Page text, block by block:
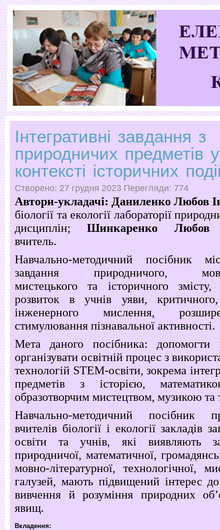
Інтегративні завдання з
природничих предметів у
контексті історичних
Створено: 27 грудня 2023 Перегляди: 774
Автори-укладачі: Даниленко Любов
біології та екології лабораторії
дисциплін;Шинкаренко Любов
вчитель.
Навчально-методичний посібник
завдання природничого, мовно-
мистецького та історичного
розвиток в учнів уяви,
інженерного мислення,
стимулювання пізнавальної активності.
Мета даного посібника: допомогти
організувати освітній процес з
технологій STEM-освіти, зокрема
предметів з історією,
образотворчим мистецтвом, музикою та
Навчально-методичний посібник
вчителів біології і екології закладів
освіти та учнів, які виявляють
природничої, математичної,
мовно-літературної, технологічної,
галузей, мають підвищений інтерес
вивчення й розуміння природних
явищ.
Вкладення: